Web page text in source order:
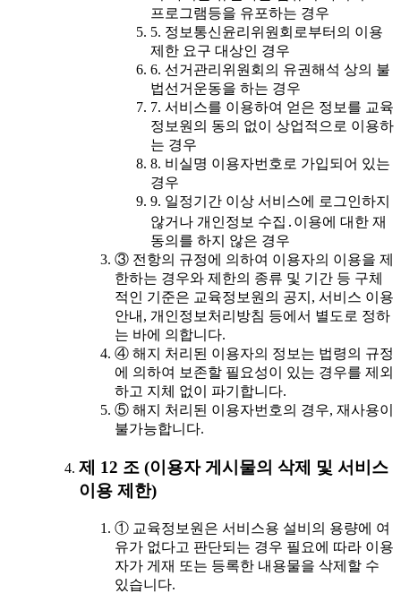
프로그램등을 유포하는 경우
5. 정보통신윤리위원회로부터의 이용
제한 요구 대상인 경우
6. 선거관리위원회의 유권해석 상의 불
법선거운동을 하는 경우
7. 서비스를 이용하여 얻은 정보를 교육
정보원의 동의 없이 상업적으로 이용하
는 경우
8. 비실명 이용자번호로 가입되어 있는
경우
9. 일정기간 이상 서비스에 로그인하지
않거나 개인정보 수집․이용에 대한 재
동의를 하지 않은 경우
③ 전항의 규정에 의하여 이용자의 이용을 제
한하는 경우와 제한의 종류 및 기간 등 구체
적인 기준은 교육정보원의 공지, 서비스 이용
안내, 개인정보처리방침 등에서 별도로 정하
는 바에 의합니다.
④ 해지 처리된 이용자의 정보는 법령의 규정
에 의하여 보존할 필요성이 있는 경우를 제외
하고 지체 없이 파기합니다.
⑤ 해지 처리된 이용자번호의 경우, 재사용이
불가능합니다.
제 12 조 (이용자 게시물의 삭제 및 서비스
이용 제한)
① 교육정보원은 서비스용 설비의 용량에 여
유가 없다고 판단되는 경우 필요에 따라 이용
자가 게재 또는 등록한 내용물을 삭제할 수
있습니다.